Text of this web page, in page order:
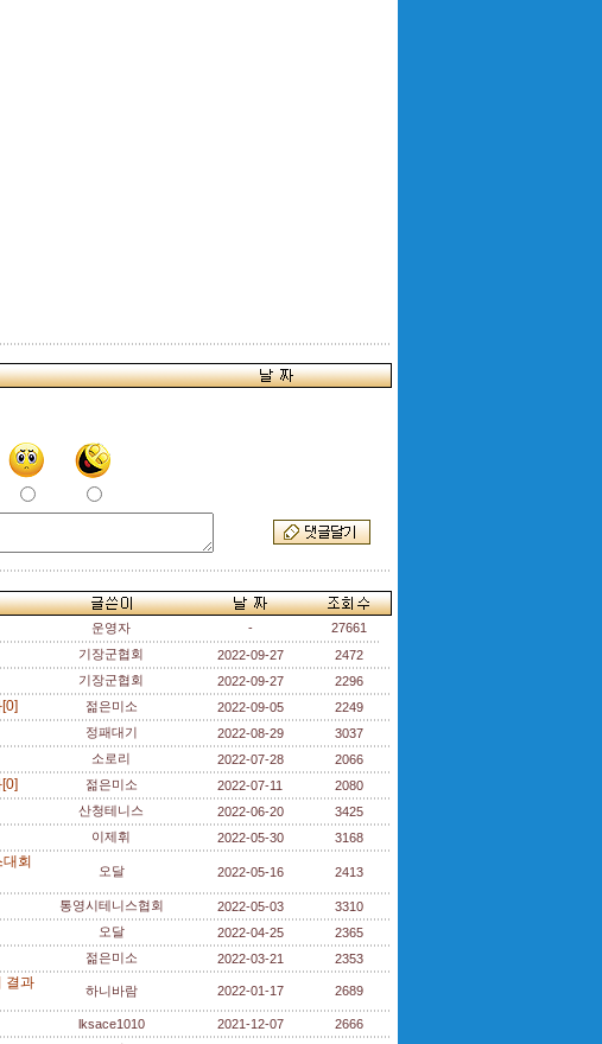
운영자 -
27661
기장군협회 2022-09-27
2472
기장군협회 2022-09-27
2296
젊은미소 2022-09-05
2249
정패대기 2022-08-29
3037
소로리 2022-07-28
2066
젊은미소 2022-07-11
2080
산청테니스 2022-06-20
3425
이제휘 2022-05-30 3168
회
오달 2022-05-16 2413
통영시테니스협회 2022-05-03
3310
오달 2022-04-25
2365
젊은미소 2022-03-21 2353
결과
하니바람 2022-01-17 2689
lksace1010 2021-12-07
2666